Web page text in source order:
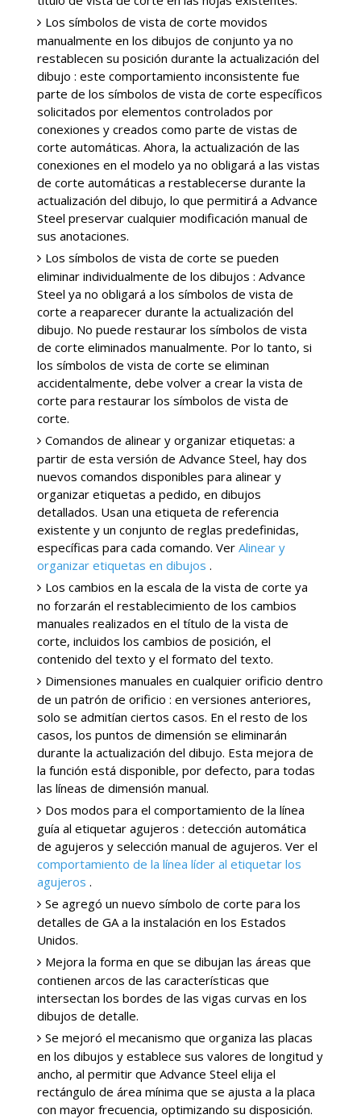
Los símbolos de vista de corte movidos
manualmente en los dibujos de conjunto ya no
restablecen su posición durante la actualización del
dibujo : este comportamiento inconsistente fue
parte de los símbolos de vista de corte específicos
solicitados por elementos controlados por
conexiones y creados como parte de vistas de
corte automáticas. Ahora, la actualización de las
conexiones en el modelo ya no obligará a las vistas
de corte automáticas a restablecerse durante la
actualización del dibujo, lo que permitirá a Advance
Steel preservar cualquier modificación manual de
sus anotaciones.
Los símbolos de vista de corte se pueden
eliminar individualmente de los dibujos : Advance
Steel ya no obligará a los símbolos de vista de
corte a reaparecer durante la actualización del
dibujo. No puede restaurar los símbolos de vista
de corte eliminados manualmente. Por lo tanto, si
los símbolos de vista de corte se eliminan
accidentalmente, debe volver a crear la vista de
corte para restaurar los símbolos de vista de
corte.
Comandos de alinear y organizar etiquetas: a
partir de esta versión de Advance Steel, hay dos
nuevos comandos disponibles para alinear y
organizar etiquetas a pedido, en dibujos
detallados. Usan una etiqueta de referencia
existente y un conjunto de reglas predefinidas,
específicas para cada comando. VerAlinear y
organizar etiquetas en dibujos .
Los cambios en la escala de la vista de corte ya
no forzarán el restablecimiento de los cambios
manuales realizados en el título de la vista de
corte, incluidos los cambios de posición, el
contenido del texto y el formato del texto.
Dimensiones manuales en cualquier orificio dentro
de un patrón de orificio : en versiones anteriores,
solo se admitían ciertos casos. En el resto de los
casos, los puntos de dimensión se eliminarán
durante la actualización del dibujo. Esta mejora de
la función está disponible, por defecto, para todas
las líneas de dimensión manual.
Dos modos para el comportamiento de la línea
guía al etiquetar agujeros : detección automática
de agujeros y selección manual de agujeros. Ver el
comportamiento de la línea líder al etiquetar los
agujeros .
Se agregó un nuevo símbolo de corte para los
detalles de GA a la instalación en los Estados
Unidos.
Mejora la forma en que se dibujan las áreas que
contienen arcos de las características que
intersectan los bordes de las vigas curvas en los
dibujos de detalle.
Se mejoró el mecanismo que organiza las placas
en los dibujos y establece sus valores de longitud y
ancho, al permitir que Advance Steel elija el
rectángulo de área mínima que se ajusta a la placa
con mayor frecuencia, optimizando su disposición.